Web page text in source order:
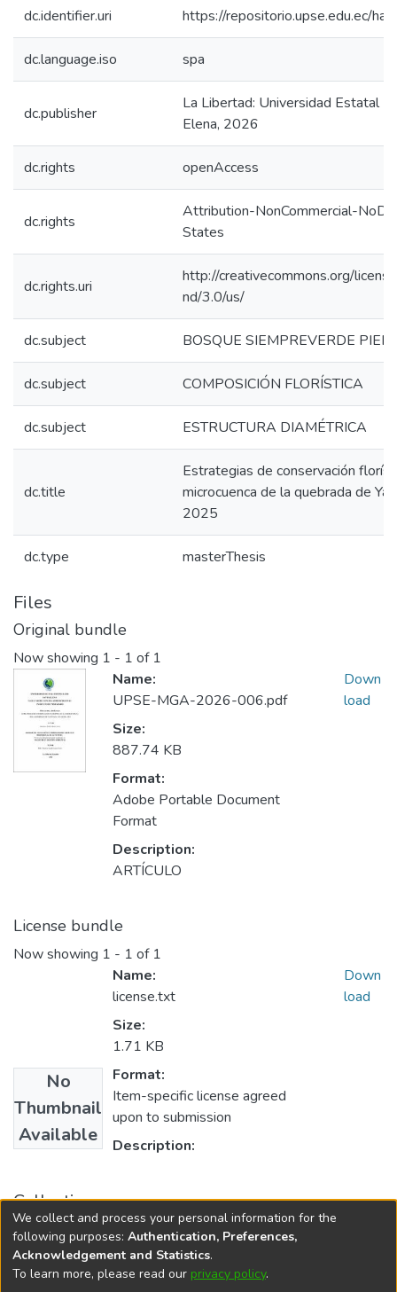
dc.identifier.uri https://repositorio.upse.edu.ec/
dc.language.iso spa
dc.publisher
La Libertad: Universidad Estatal
Elena, 2026
dc.rights openAccess
dc.rights
Attribution-NonCommercial-
States
dc.rights.uri
http://creativecommons.org/
nd/3.0/us/
dc.subject BOSQUE SIEMPREVERDE
dc.subject COMPOSICIÓN FLORÍSTICA
dc.subject ESTRUCTURA DIAMÉTRICA
dc.title
Estrategias de conservación
microcuenca de la quebrada de
2025
dc.type masterThesis
Files
Original bundle
Now showing 1 - 1 of 1
Name:
UPSE-MGA-2026-006.pdf
Size:
887.74 KB
Format:
Adobe Portable Document
Format
Description:
ARTÍCULO
Down
load
License bundle
Now showing 1 - 1 of 1
No
Thumbnail
Available
Name:
license.txt
Size:
1.71 KB
Format:
Item-specific license agreed
upon to submission
Description:
Down
load
Collections
Maestría en Gestión Ambiental
DSpace softwarecopyright © 2002-2026
We collect and process your personal information for the
following purposes: Authentication, Preferences,
Acknowledgement and Statistics.
To learn more, please read our privacy policy.